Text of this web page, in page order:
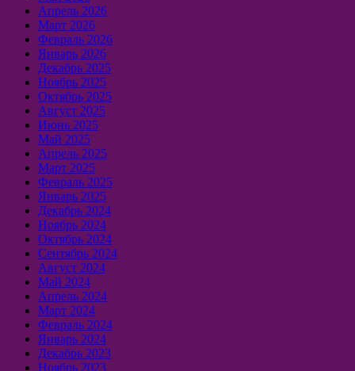
Апрель 2026
Март 2026
Февраль 2026
Январь 2026
Декабрь 2025
Ноябрь 2025
Октябрь 2025
Август 2025
Июнь 2025
Май 2025
Апрель 2025
Март 2025
Февраль 2025
Январь 2025
Декабрь 2024
Ноябрь 2024
Октябрь 2024
Сентябрь 2024
Август 2024
Май 2024
Апрель 2024
Март 2024
Февраль 2024
Январь 2024
Декабрь 2023
Ноябрь 2023